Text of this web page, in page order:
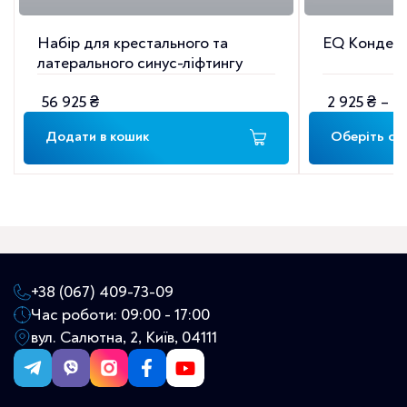
Набір для крестального та
латерального синус-ліфтингу
56 925₴
Додати в кошик
EQ
2 925₴ –
Діапазон
цін:
від
2
Оберіть
+38 (067) 409-73-09
Час роботи: 09:00 - 17:00
вул. Салютна, 2, Київ, 04111